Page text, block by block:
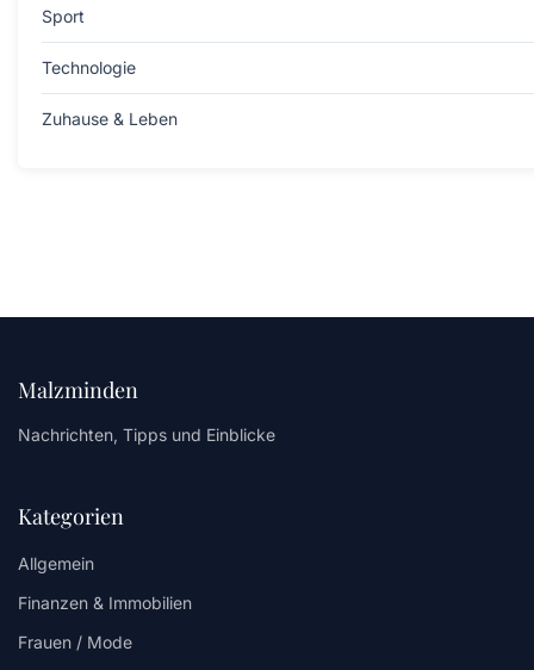
Sport
Technologie
Zuhause & Leben
Malzminden
Nachrichten, Tipps und Einblicke
Kategorien
Allgemein
Finanzen & Immobilien
Frauen / Mode